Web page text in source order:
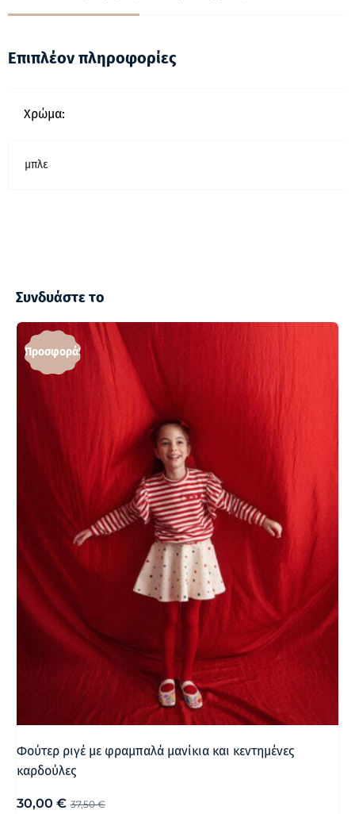
Επιπλέον πληροφορίες
Χρώμα:
μπλε
Συνδυάστε το
Προσφορά!
Φούτερ ριγέ με φραμπαλά μανίκια και κεντημένες
καρδούλες
37,50€
30,00 €